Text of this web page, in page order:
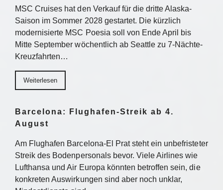
MSC Cruises hat den Verkauf für die dritte Alaska-
Saison im Sommer 2028 gestartet. Die kürzlich
modernisierte MSC Poesia soll von Ende April bis
Mitte September wöchentlich ab Seattle zu 7-Nächte-
Kreuzfahrten…
Weiterlesen
Barcelona: Flughafen-Streik ab 4.
August
Am Flughafen Barcelona-El Prat steht ein unbefristeter
Streik des Bodenpersonals bevor. Viele Airlines wie
Lufthansa und Air Europa könnten betroffen sein, die
konkreten Auswirkungen sind aber noch unklar,